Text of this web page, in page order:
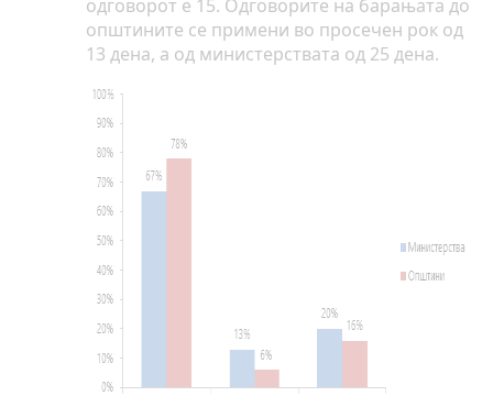
одговорот е 15. Одговорите на барањата до
општините се примени во просечен рок од
13 дена, а од министерствата од 25 дена.